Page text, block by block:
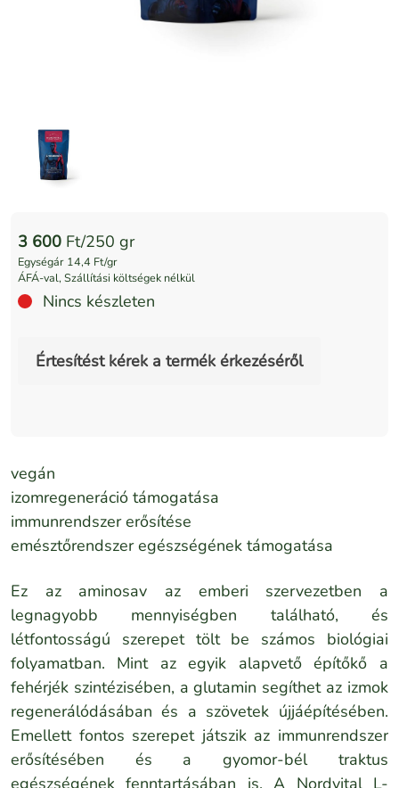
3 600 Ft/250 gr
Egységár 14,4 Ft/gr
ÁFÁ-val, Szállítási költségek nélkül
Nincs készleten
Értesítést kérek a termék érkezéséről
vegán
izomregeneráció támogatása
immunrendszer erősítése
emésztőrendszer egészségének támogatása
Ez az aminosav az emberi szervezetben a
legnagyobb mennyiségben található, és
létfontosságú szerepet tölt be számos biológiai
folyamatban. Mint az egyik alapvető építőkő a
fehérjék szintézisében, a glutamin segíthet az izmok
regenerálódásában és a szövetek újjáépítésében.
Emellett fontos szerepet játszik az immunrendszer
erősítésében és a gyomor-bél traktus
egészségének fenntartásában is. A Nordvital L-